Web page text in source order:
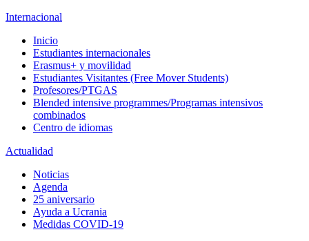
Internacional
Inicio
Estudiantes internacionales
Erasmus+ y movilidad
Estudiantes Visitantes (Free Mover Students)
Profesores/PTGAS
Blended intensive programmes/Programas intensivos
combinados
Centro de idiomas
Actualidad
Noticias
Agenda
25 aniversario
Ayuda a Ucrania
Medidas COVID-19